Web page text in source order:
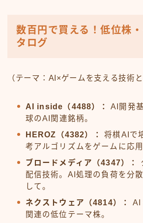
数百円で買える！低位株
タログ
（テーマ：AI×ゲームを支える技術
AI inside（4488）：
AI開発
球のAI関連銘柄。
HEROZ（4382）：
将棋AIで
考アルゴリズムをゲームに応用
ブロードメディア（4347）：
配信技術。AI処理の負荷を分
して。
ネクストウェア（4814）：
AI
関連の低位テーマ株。